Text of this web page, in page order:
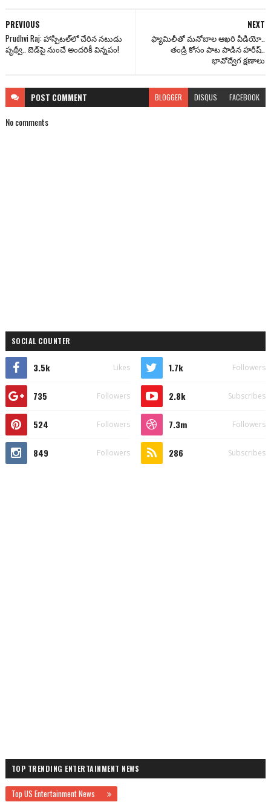
NEXT
ఫ్యామిలీతో మనోబాల ఆఖరి వీడియో..
తండ్రి కోసం పాట పాడిన హరీష్..
భావోద్వేగ క్షణాలు
PREVIOUS
Prudhvi Raj: హాస్పిటల్‌లో చేరిన నటుడు
పృథ్వీ.. బెడ్‌పై నుంచే అందరికీ విన్నపం!
POST COMMENT BLOGGER DISQUS FACEBOOK
No comments
SOCIAL COUNTER
3.5k Likes 1.7k Followers
735 Followers 2.8k Subscribes
524 Followers 7.3m Followers
849 Followers 286 Subscribes
TOP TRENDING ENTERTAINMENT NEWS
Top US Entertainment News